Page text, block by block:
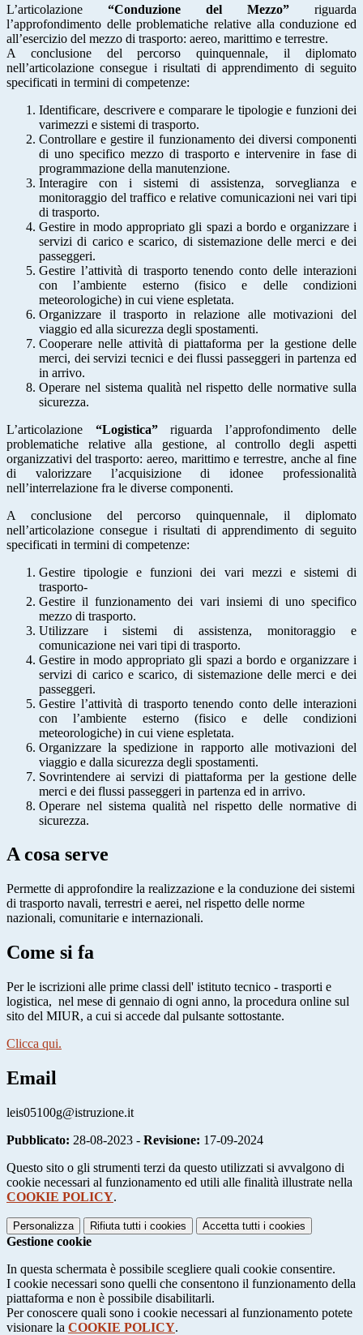
L’articolazione “Conduzione del Mezzo” riguarda
l’approfondimento delle problematiche relative alla conduzione ed
all’esercizio del mezzo di trasporto: aereo, marittimo e terrestre.
A conclusione del percorso quinquennale, il diplomato
nell’articolazione consegue i risultati di apprendimento di seguito
specificati in termini di competenze:
Identificare, descrivere e comparare le tipologie e funzioni dei
varimezzi e sistemi di trasporto.
Controllare e gestire il funzionamento dei diversi componenti
di uno specifico mezzo di trasporto e intervenire in fase di
programmazione della manutenzione.
Interagire con i sistemi di assistenza, sorveglianza e
monitoraggio del traffico e relative comunicazioni nei vari tipi
di trasporto.
Gestire in modo appropriato gli spazi a bordo e organizzare i
servizi di carico e scarico, di sistemazione delle merci e dei
passeggeri.
Gestire l’attività di trasporto tenendo conto delle interazioni
con l’ambiente esterno (fisico e delle condizioni
meteorologiche) in cui viene espletata.
Organizzare il trasporto in relazione alle motivazioni del
viaggio ed alla sicurezza degli spostamenti.
Cooperare nelle attività di piattaforma per la gestione delle
merci, dei servizi tecnici e dei flussi passeggeri in partenza ed
in arrivo.
Operare nel sistema qualità nel rispetto delle normative sulla
sicurezza.
L’articolazione “Logistica”riguarda l’approfondimento delle
problematiche relative alla gestione, al controllo degli aspetti
organizzativi del trasporto: aereo, marittimo e terrestre, anche al fine
di valorizzare l’acquisizione di idonee professionalità
nell’interrelazione fra le diverse componenti.
A conclusione del percorso quinquennale, il diplomato
nell’articolazione consegue i risultati di apprendimento di seguito
specificati in termini di competenze:
Gestire tipologie e funzioni dei vari mezzi e sistemi di
trasporto-
Gestire il funzionamento dei vari insiemi di uno specifico
mezzo di trasporto.
Utilizzare i sistemi di assistenza, monitoraggio e
comunicazione nei vari tipi di trasporto.
Gestire in modo appropriato gli spazi a bordo e organizzare i
servizi di carico e scarico, di sistemazione delle merci e dei
passeggeri.
Gestire l’attività di trasporto tenendo conto delle interazioni
con l’ambiente esterno (fisico e delle condizioni
meteorologiche) in cui viene espletata.
Organizzare la spedizione in rapporto alle motivazioni del
viaggio e dalla sicurezza degli spostamenti.
Sovrintendere ai servizi di piattaforma per la gestione delle
merci e dei flussi passeggeri in partenza ed in arrivo.
Operare nel sistema qualità nel rispetto delle normative di
sicurezza.
A cosa serve
Permette di approfondire la realizzazione e la conduzione dei sistemi
di trasporto navali, terrestri e aerei, nel rispetto delle norme
nazionali, comunitarie e internazionali.
Come si fa
Per le iscrizioni alle prime classi dell' istituto tecnico - trasporti e
logistica, nel mese di gennaio di ogni anno, la procedura online sul
sito del MIUR, a cui si accede dal pulsante sottostante.
Clicca qui.
Email
leis05100g@istruzione.it
Pubblicato: 28-08-2023 - Revisione: 17-09-2024
Questo sito o gli strumenti terzi da questo utilizzati si avvalgono di
cookie necessari al funzionamento ed utili alle finalità illustrate nella
COOKIE POLICY.
Personalizza Rifiuta tutti i cookies Accetta tutti i cookies
Gestione cookie
In questa schermata è possibile scegliere quali cookie consentire.
I cookie necessari sono quelli che consentono il funzionamento della
piattaforma e non è possibile disabilitarli.
Per conoscere quali sono i cookie necessari al funzionamento potete
visionare la COOKIE POLICY.